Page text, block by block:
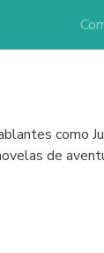
de